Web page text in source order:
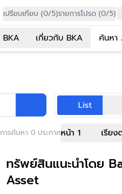
เปรียบเทียบ (0/5)รายการโปรด (0/5)
เกี่ยวกับ BKA ค้นห
List
ารค้นหา 0 ประกาศหน้า 1 เรียง
ทรัพย์สินแนะนำโดย
Asset